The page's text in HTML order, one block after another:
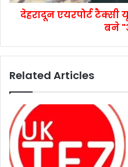
देहरादून एयरपोर्ट
बने
Related Articles